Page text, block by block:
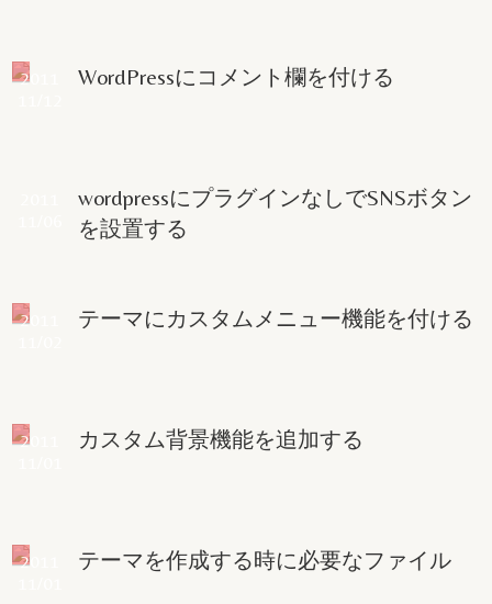
2011
WordPressにコメント欄を付ける
wordpressにプラグインなしでSNSボタン
を設置する
2011
テーマにカスタムメニュー機能を付ける
2011
カスタム背景機能を追加する
2011
テーマを作成する時に必要なファイル